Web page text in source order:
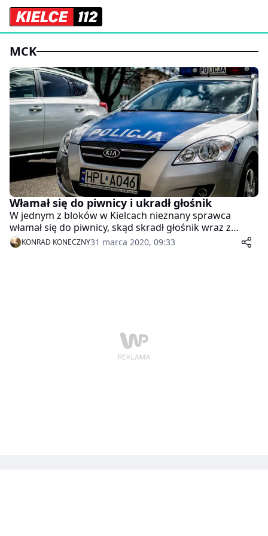
MCK
Włamał się do piwnicy i ukradł głośnik
W jednym z bloków w Kielcach nieznany sprawca
włamał się do piwnicy, skąd skradł głośnik wraz z
okablowaniem o wartości 300 złotych. Zdarzenie miało
miejsce 15 marca 2020 roku.
KONRAD KONECZNY31 marca 2020, 09:33